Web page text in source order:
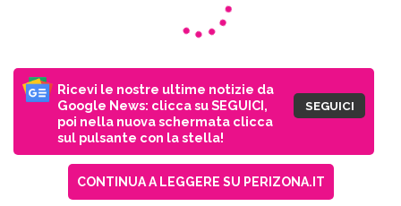
Ricevi le nostre ultime notizie da
Google News: clicca su SEGUICI,
poi nella nuova schermata clicca
sul pulsante con la stella!
SEGUICI
CONTINUA A LEGGERE SU PERIZONA.IT